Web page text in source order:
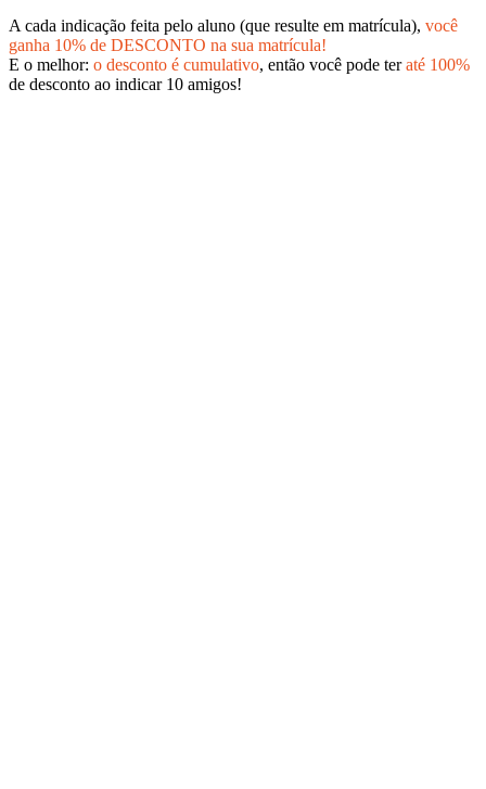
A cada indicação feita pelo aluno (que resulte em matrícula), você
ganha 10% de DESCONTO na sua matrícula!
E o melhor: o desconto é cumulativo, então você pode teraté 100%
de desconto ao indicar 10 amigos!